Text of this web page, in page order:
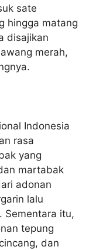
sate
hingga matang
disajikan
merah,
Indonesia
rasa
yang
martabak
adonan
lalu
Sementara itu,
tepung
dan